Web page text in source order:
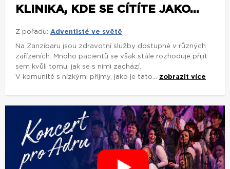
KLINIKA, KDE SE CÍTÍTE JAKO...
Z pořadu: Adventisté ve světě
Na Zanzibaru jsou zdravotní služby dostupné v různých
zařízeních. Mnoho pacientů se však stále rozhoduje přijít
sem kvůli tomu, jak se s nimi zachází.
V komunitě s nízkými příjmy, jako je tato... zobrazit více